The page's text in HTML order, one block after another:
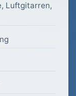
Luftgitarren,